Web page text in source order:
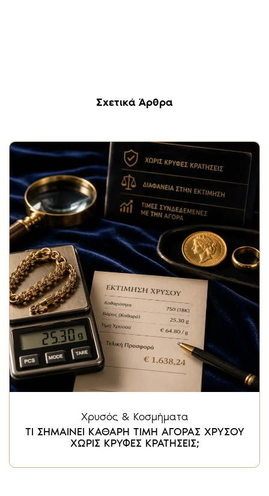
Σχετικά Άρθρα
Χρυσός & Κοσμήματα
ΤΙ ΣΗΜΑΙΝΕΙ ΚΑΘΑΡΗ ΤΙΜΗ ΑΓΟΡΑΣ ΧΡΥΣΟΥ
ΧΩΡΙΣ ΚΡΥΦΕΣ ΚΡΑΤΗΣΕΙΣ;